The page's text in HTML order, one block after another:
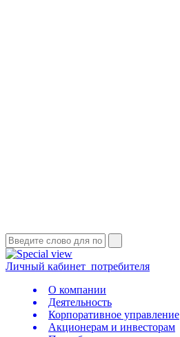
Личный кабинет потребителя
О компании
Деятельность
Корпоративное управление
Акционерам и инвесторам